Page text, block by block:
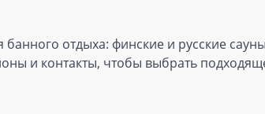
банного отдыха: финские и русские
и контакты, чтобы выбрать